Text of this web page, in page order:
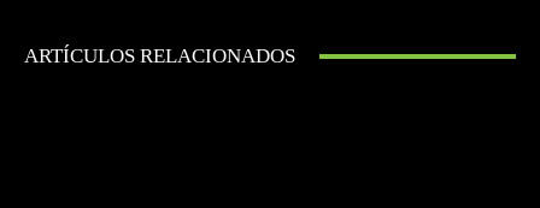
ARTÍCULOS RELACIONADOS